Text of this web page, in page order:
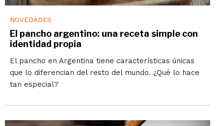
NOVEDADES
El pancho argentino: una receta simple con
identidad propia
El pancho en Argentina tiene características únicas
que lo diferencian del resto del mundo. ¿Qué lo hace
tan especial?